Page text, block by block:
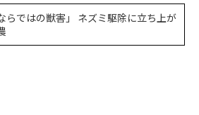
らではの獣害」 ネズミ駆除に立ち上が